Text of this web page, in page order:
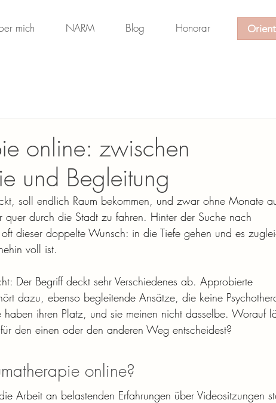
mich NARM Blog Honorar
online: zwischen
und Begleitung
soll endlich Raum bekommen, und zwar ohne Monate
durch die Stadt zu fahren. Hinter der Suche nach
oft dieser doppelte Wunsch: in die Tiefe gehen und es
voll ist.
Der Begriff deckt sehr Verschiedenes ab. Approbierte
dazu, ebenso begleitende Ansätze, die keine
ihren Platz, und sie meinen nicht dasselbe. Worauf
den einen oder den anderen Weg entscheidest?
online?
Arbeit an belastenden Erfahrungen über Videositzungen